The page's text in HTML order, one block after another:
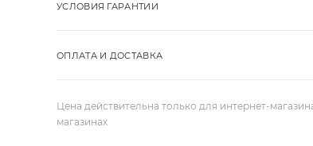
УСЛОВИЯ ГАРАНТИИ
ОПЛАТА И ДОСТАВКА
Цена действительна только для интернет-
магазинах